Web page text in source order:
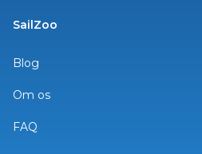
SailZoo
Blog
Om os
FAQ